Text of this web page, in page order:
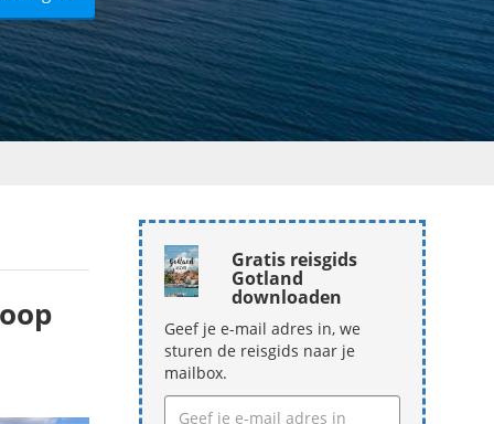
Gratis reisgids
Gotland
downloaden
Geef je e-mail adres in, we
sturen de reisgids naar je
mailbox.